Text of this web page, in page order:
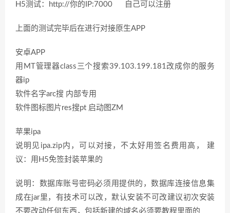
H5测试：http://你的IP:7000 自己可以注册
上面的测试完毕后在进行对接原生APP
安卓APP
用MT管理器class三个搜索39.103.199.181改成你的服务
器ip
软件名字arc搜 内部专用
软件图标图片res搜pt 启动图ZM
苹果ipa
说明见ipa.zip内，可以对接，不太好用签名费用高， 建
议：用H5免签封装苹果的
说明：数据库账号密码必须用提供的，数据库连接信息集
成在jar里，有技术可以改，默认安装不可改建议初次安装
不要改动任何东西，包括新建的域名必须要教程里面的